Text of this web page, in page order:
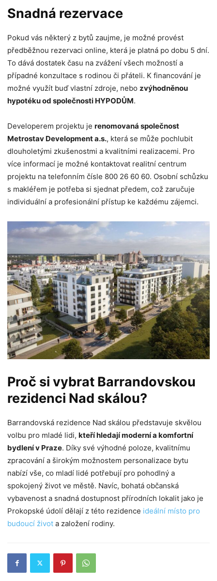
Snadná rezervace
Pokud vás některý z bytů zaujme, je možné provést
předběžnou rezervaci online, která je platná po dobu 5 dní.
To dává dostatek času na zvážení všech možností a
případné konzultace s rodinou či přáteli. K financování je
možné využít buď vlastní zdroje, nebo zvýhodněnou
hypotéku od společnosti HYPODŮM.
Developerem projektu je renomovaná společnost
Metrostav Development a.s., která se může pochlubit
dlouholetými zkušenostmi a kvalitními realizacemi. Pro
více informací je možné kontaktovat realitní centrum
projektu na telefonním čísle 800 26 60 60. Osobní schůzku
s makléřem je potřeba si sjednat předem, což zaručuje
individuální a profesionální přístup ke každému zájemci.
Proč si vybrat Barrandovskou
rezidenci Nad skálou?
Barrandovská rezidence Nad skálou představuje skvělou
volbu pro mladé lidi, kteří hledají moderní a komfortní
bydlení v Praze. Díky své výhodné poloze, kvalitnímu
zpracování a širokým možnostem personalizace bytu
nabízí vše, co mladí lidé potřebují pro pohodlný a
spokojený život ve městě. Navíc, bohatá občanská
vybavenost a snadná dostupnost přírodních lokalit jako je
Prokopské údolí dělají z této rezidence ideální místo pro
budoucí život a založení rodiny.